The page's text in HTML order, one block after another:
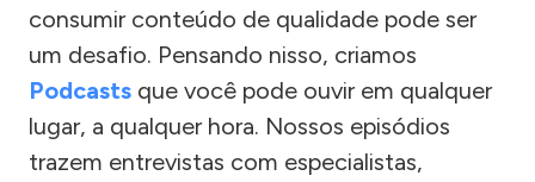
consumir conteúdo de qualidade pode ser
um desafio. Pensando nisso, criamos
Podcasts que você pode ouvir em qualquer
lugar, a qualquer hora. Nossos episódios
trazem entrevistas com especialistas,